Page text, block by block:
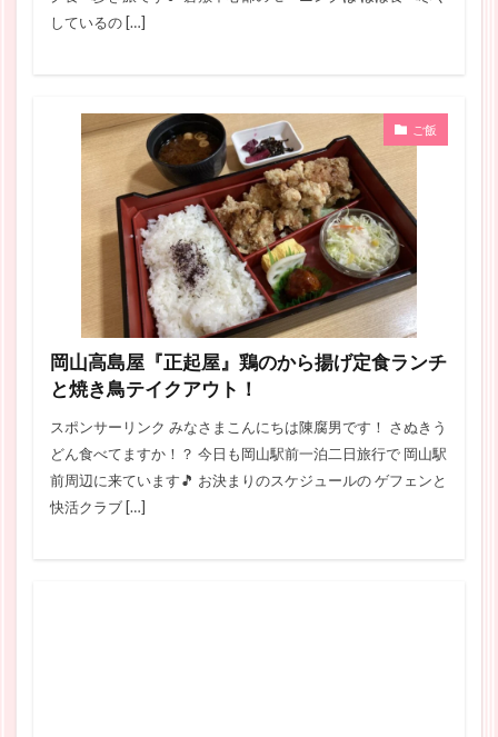
しているの […]
ご飯
岡山高島屋『正起屋』鶏のから揚げ定食ランチ
と焼き鳥テイクアウト！
スポンサーリンク みなさまこんにちは陳腐男です！ さぬきう
どん食べてますか！？ 今日も岡山駅前一泊二日旅行で 岡山駅
前周辺に来ています🎵 お決まりのスケジュールの ゲフェンと
快活クラブ […]